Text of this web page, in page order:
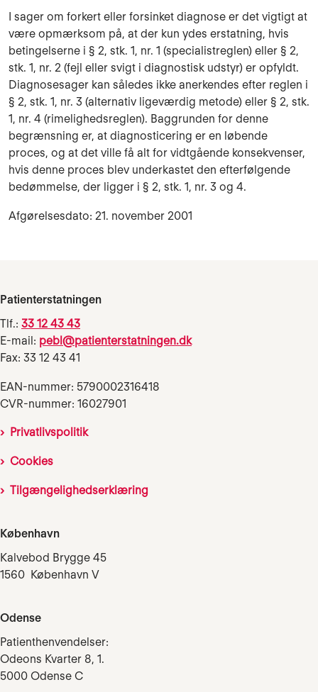
I sager om forkert eller forsinket diagnose er det vigtigt at
være opmærksom på, at der kun ydes erstatning, hvis
betingelserne i § 2, stk. 1, nr. 1 (specialistreglen) eller § 2,
stk. 1, nr. 2 (fejl eller svigt i diagnostisk udstyr) er opfyldt.
Diagnosesager kan således ikke anerkendes efter reglen i
§ 2, stk. 1, nr. 3 (alternativ ligeværdig metode) eller § 2, stk.
1, nr. 4 (rimelig­hedsreglen). Baggrunden for denne
begrænsning er, at diagnosticering er en løbende
proces, og at det ville få alt for vidtgående konsekvenser,
hvis denne proces blev underkastet den ef­terfølgende
bedømmelse, der ligger i § 2, stk. 1, nr. 3 og 4.
Afgørelsesdato: 21. november 2001
Patienterstatningen
Tlf.: 33 12 43 43
E-mail: pebl@patienterstatningen.dk
Fax: 33 12 43 41
EAN-nummer: 5790002316418
CVR-nummer: 16027901
Privatlivspolitik
Cookies
Tilgængelighedserklæring
København
Kalvebod Brygge 45
1560 København V
Odense
Patienthenvendelser:
Odeons Kvarter 8, 1.
5000 Odense C